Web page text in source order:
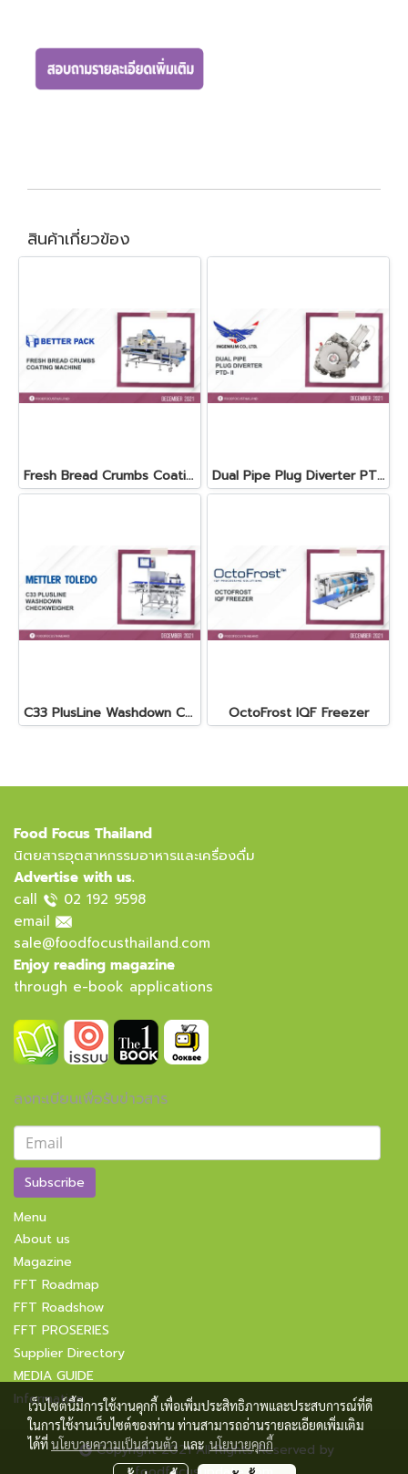
สินค้าเกี่ยวข้อง
Fresh Bread Crumbs Coating Machine Dual Pipe Plug Diverter PTD- II
C33 PlusLine Washdown Checkweigher OctoFrost IQF Freezer
Food Focus Thailand
นิตยสารอุตสาหกรรมอาหารและเครื่องดื่ม
Advertise with us.
call
02 192 9598
email
sale@foodfocusthailand.com
Enjoy reading magazine
through e-book applications
ลงทะเบียนเพื่อรับข่าวสาร
Subscribe
Menu
About us
Magazine
FFT Roadmap
FFT Roadshow
FFT PROSERIES
Supplier Directory
MEDIA GUIDE
Information
Copyright 2021 All Rights Reserved by
เว็บไซต์นี้มีการใช้งานคุกกี้ เพื่อเพิ่มประสิทธิภาพและประสบการณ์ที่ดี
ในการใช้งานเว็บไซต์ของท่าน ท่านสามารถอ่านรายละเอียดเพิ่มเติม
ได้ที่นโยบายความเป็นส่วนตัวและนโยบายคุกกี้